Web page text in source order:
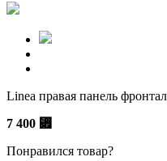
Linea правая панель
7 400 ⃏
Понравился товар?